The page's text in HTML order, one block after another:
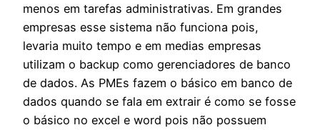
menos em tarefas administrativas. Em grandes
empresas esse sistema não funciona pois,
levaria muito tempo e em medias empresas
utilizam o backup como gerenciadores de banco
de dados. As PMEs fazem o básico em banco de
dados quando se fala em extrair é como se fosse
o básico no excel e word pois não possuem